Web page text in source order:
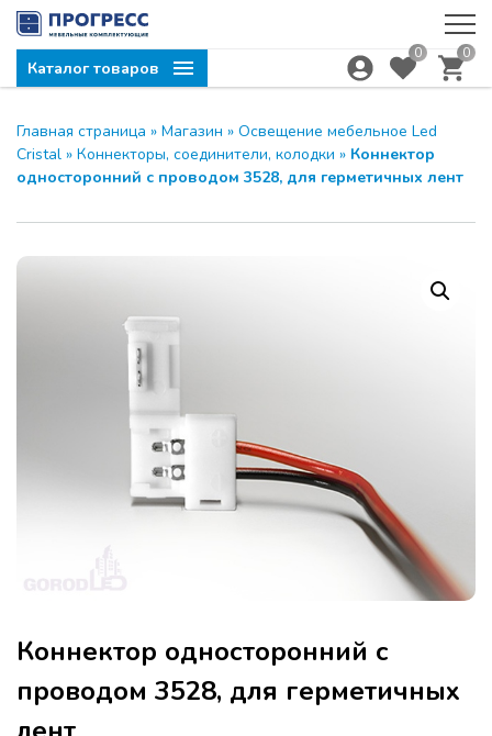
Каталог товаров
0 0
Главная страница » Магазин » Освещение мебельное Led
Cristal » Коннекторы, соединители, колодки » Коннектор
односторонний с проводом 3528, для герметичных лент
Коннектор односторонний с
проводом 3528, для герметичных